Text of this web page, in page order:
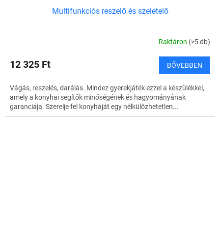
Multifunkciós reszelő és szeletelő
Raktáron (>5 db)
12 325 Ft BŐVEBBEN
Vágás, reszelés, darálás. Mindez gyerekjáték ezzel a készülékkel,
amely a konyhai segítők minőségének és hagyományának
garanciája. Szerelje fel konyháját egy nélkülözhetetlen...